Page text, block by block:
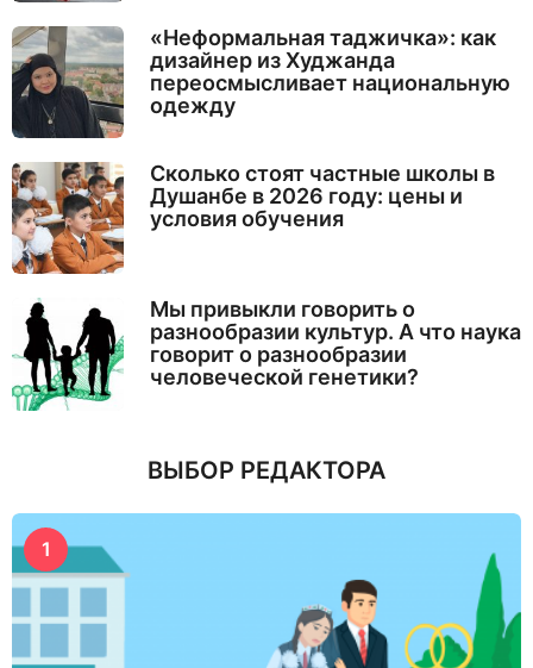
«Неформальная таджичка»: как
дизайнер из Худжанда
переосмысливает национальную
одежду
Сколько стоят частные школы в
Душанбе в 2026 году: цены и
условия обучения
Мы привыкли говорить о
разнообразии культур. А что наука
говорит о разнообразии
человеческой генетики?
ВЫБОР РЕДАКТОРА
1